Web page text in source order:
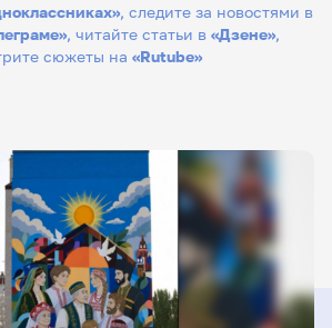
, следите за новостями в
, читайте статьи в «Дзене»,
сюжеты на «Rutube»